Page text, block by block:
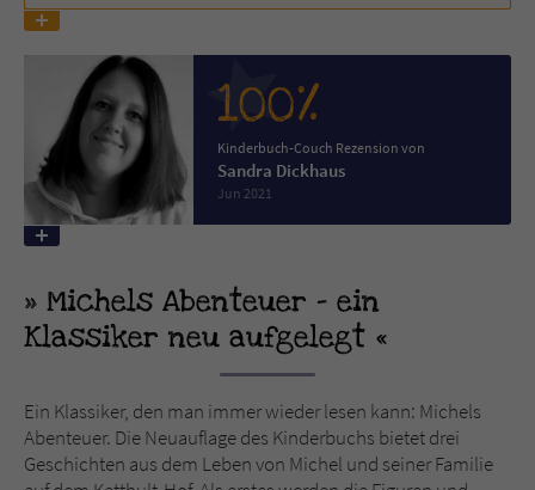
100%
Kinderbuch-Couch Rezension von
Sandra Dickhaus
Jun 2021
Michels Abenteuer – ein
Klassiker neu aufgelegt
Ein Klassiker, den man immer wieder lesen kann: Michels
Abenteuer. Die Neuauflage des Kinderbuchs bietet drei
Geschichten aus dem Leben von Michel und seiner Familie
tx_pwcomments_ahash
Anbieter Literatur-Couch Medien GmbH & Co. KG
Laufzeit 1 Jahr
Zweck Cookie für Kommentare einzelner Buchtitel
Name fe_typo_user
Anbieter Literatur-Couch Medien GmbH & Co. KG
Laufzeit Session
Dieses Cookie gewährleistet die